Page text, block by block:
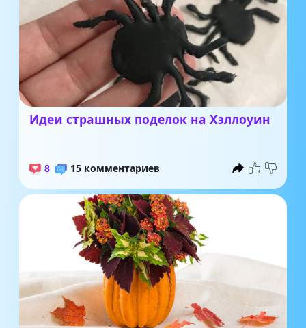
Идеи страшных поделок на Хэллоуин
8 15 комментариев